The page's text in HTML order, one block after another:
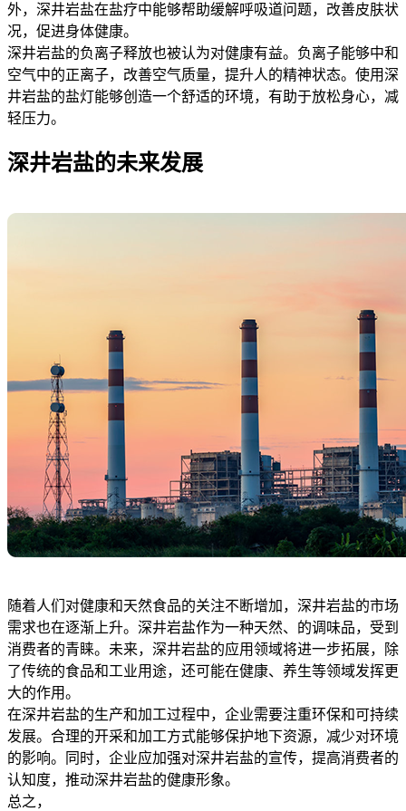
外，深井岩盐在盐疗中能够帮助缓解呼吸道问题，改善皮肤状
况，促进身体健康。
深井岩盐的负离子释放也被认为对健康有益。负离子能够中和
空气中的正离子，改善空气质量，提升人的精神状态。使用深
井岩盐的盐灯能够创造一个舒适的环境，有助于放松身心，减
轻压力。
深井岩盐的未来发展
随着人们对健康和天然食品的关注不断增加，深井岩盐的市场
需求也在逐渐上升。深井岩盐作为一种天然、的调味品，受到
消费者的青睐。未来，深井岩盐的应用领域将进一步拓展，除
了传统的食品和工业用途，还可能在健康、养生等领域发挥更
大的作用。
在深井岩盐的生产和加工过程中，企业需要注重环保和可持续
发展。合理的开采和加工方式能够保护地下资源，减少对环境
的影响。同时，企业应加强对深井岩盐的宣传，提高消费者的
认知度，推动深井岩盐的健康形象。
总之，